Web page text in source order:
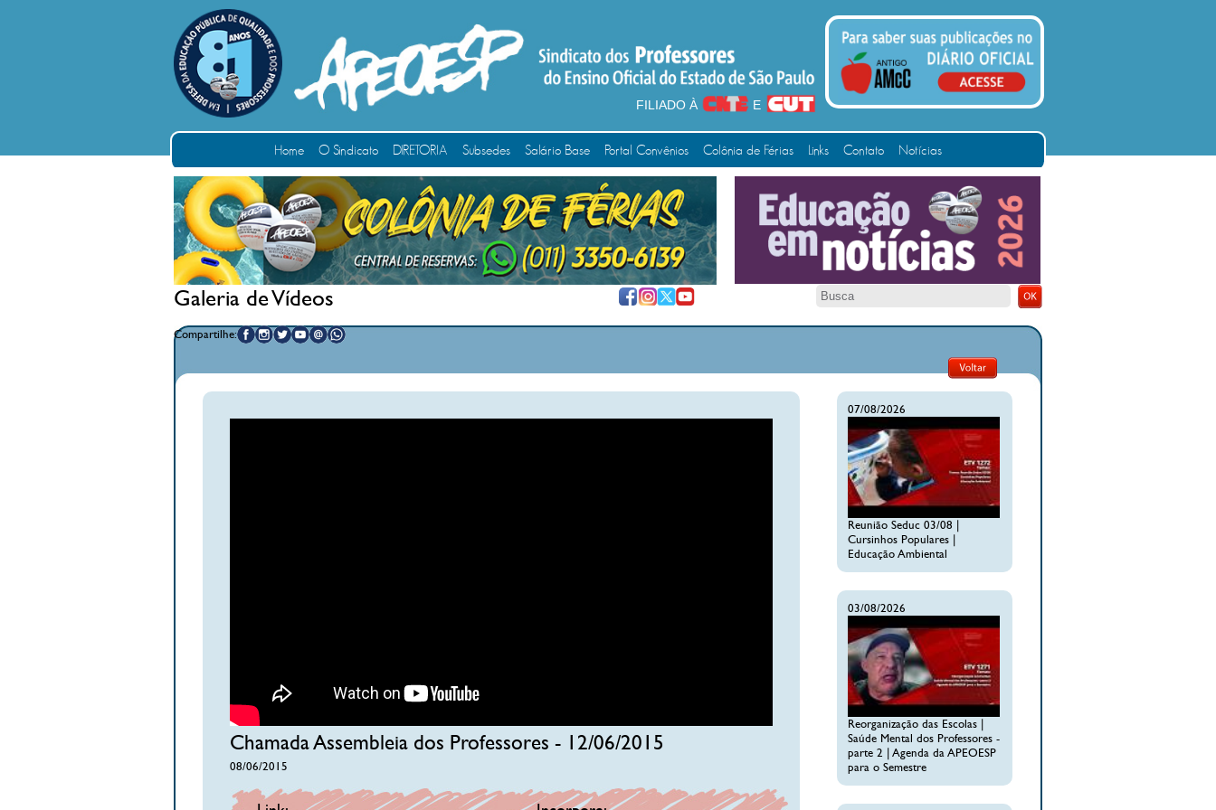
FILIADO À E
Home O Sindicato DIRETORIA Subsedes Salário Base Portal Convênios Colônia de Férias Links Contato Notícias
Galeria de Vídeos
Compartilhe:
Chamada Assembleia dos Professores - 12/06/2015
08/06/2015
07/08/2026
Reunião Seduc 03/08 |
Cursinhos Populares |
Educação Ambiental
03/08/2026
Reorganização das Escolas |
Saúde Mental dos Professores -
parte 2 | Agenda da APEOESP
para o Semestre